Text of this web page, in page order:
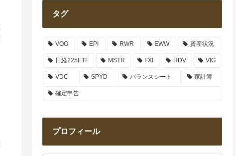
タグ
VOO EPI RWR EWW 資産状況
日経225ETF MSTR FXI HDV VIG
VDC SPYD バランスシート 家計簿
確定申告
プロフィール